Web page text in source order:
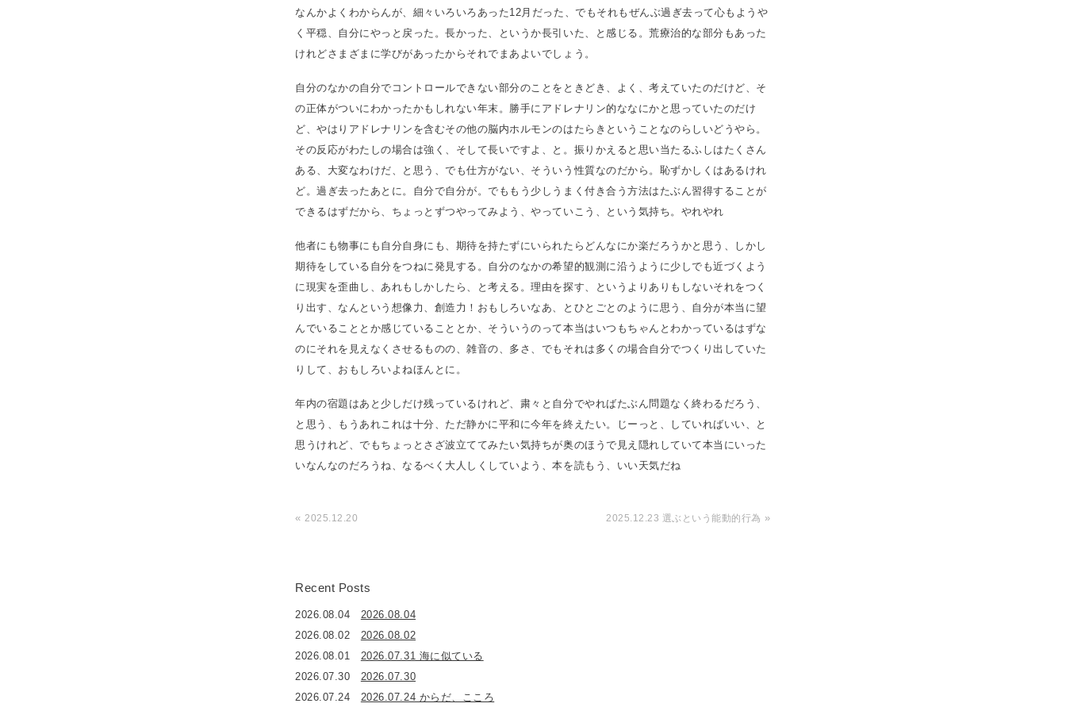
なんかよくわからんが、細々いろいろあった12月だった、でもそれもぜんぶ過ぎ去って心もようや
く平穏、自分にやっと戻った。長かった、というか長引いた、と感じる。荒療治的な部分もあった
けれどさまざまに学びがあったからそれでまあよいでしょう。
自分のなかの自分でコントロールできない部分のことをときどき、よく、考えていたのだけど、そ
の正体がついにわかったかもしれない年末。勝手にアドレナリン的ななにかと思っていたのだけ
ど、やはりアドレナリンを含むその他の脳内ホルモンのはたらきということなのらしいどうやら。
その反応がわたしの場合は強く、そして長いですよ、と。振りかえると思い当たるふしはたくさん
ある、大変なわけだ、と思う、でも仕方がない、そういう性質なのだから。恥ずかしくはあるけれ
ど。過ぎ去ったあとに。自分で自分が。でももう少しうまく付き合う方法はたぶん習得することが
できるはずだから、ちょっとずつやってみよう、やっていこう、という気持ち。やれやれ
他者にも物事にも自分自身にも、期待を持たずにいられたらどんなにか楽だろうかと思う、しかし
期待をしている自分をつねに発見する。自分のなかの希望的観測に沿うように少しでも近づくよう
に現実を歪曲し、あれもしかしたら、と考える。理由を探す、というよりありもしないそれをつく
り出す、なんという想像力、創造力！おもしろいなあ、とひとごとのように思う、自分が本当に望
んでいることとか感じていることとか、そういうのって本当はいつもちゃんとわかっているはずな
のにそれを見えなくさせるものの、雑音の、多さ、でもそれは多くの場合自分でつくり出していた
りして、おもしろいよねほんとに。
年内の宿題はあと少しだけ残っているけれど、粛々と自分でやればたぶん問題なく終わるだろう、
と思う、もうあれこれは十分、ただ静かに平和に今年を終えたい。じーっと、していればいい、と
思うけれど、でもちょっとさざ波立ててみたい気持ちが奥のほうで見え隠れしていて本当にいった
いなんなのだろうね、なるべく大人しくしていよう、本を読もう、いい天気だね
« 2025.12.20 2025.12.23 選ぶという能動的行為 »
Recent Posts
2026.08.04
2026.08.04
2026.08.02
2026.08.02
2026.08.01
2026.07.31 海に似ている
2026.07.30
2026.07.30
2026.07.24
2026.07.24 からだ、こころ